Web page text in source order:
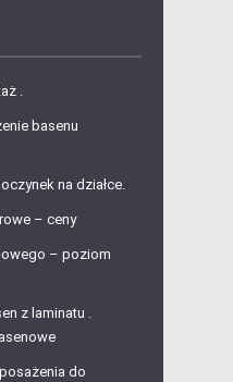
.
basenu
na działce.
– ceny
– poziom
z laminatu .
do